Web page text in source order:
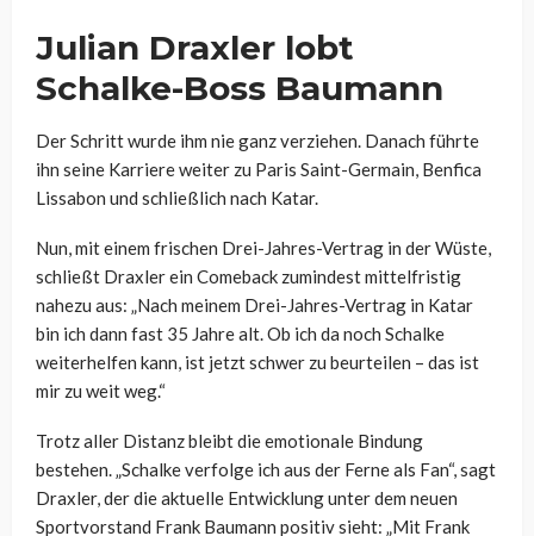
Julian Draxler lobt
Schalke-Boss Baumann
Der Schritt wurde ihm nie ganz verziehen. Danach führte
ihn seine Karriere weiter zu Paris Saint-Germain, Benfica
Lissabon und schließlich nach Katar.
Nun, mit einem frischen Drei-Jahres-Vertrag in der Wüste,
schließt Draxler ein Comeback zumindest mittelfristig
nahezu aus: „Nach meinem Drei-Jahres-Vertrag in Katar
bin ich dann fast 35 Jahre alt. Ob ich da noch Schalke
weiterhelfen kann, ist jetzt schwer zu beurteilen – das ist
mir zu weit weg.“
Trotz aller Distanz bleibt die emotionale Bindung
bestehen. „Schalke verfolge ich aus der Ferne als Fan“, sagt
Draxler, der die aktuelle Entwicklung unter dem neuen
Sportvorstand Frank Baumann positiv sieht: „Mit Frank